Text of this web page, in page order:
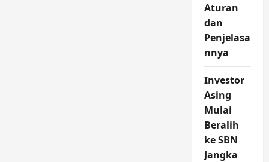
Aturan
dan
Penjelasa
nnya
Investor
Asing
Mulai
Beralih
ke SBN
Jangka